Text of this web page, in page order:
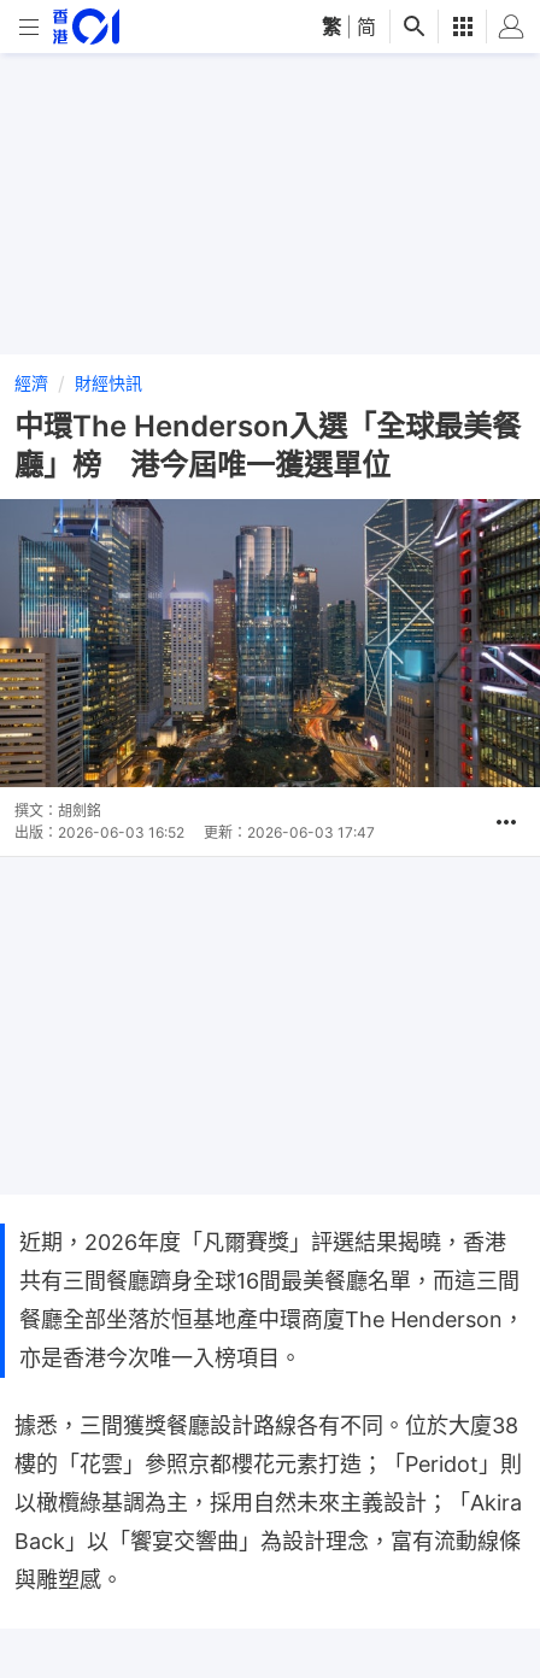
繁 简
經濟 財經快訊
中環The Henderson入選「全球最美餐
廳」榜 港今屆唯一獲選單位
撰文： 胡劍銘
出版： 2026-06-03 16:52 更新： 2026-06-03 17:47
近期，2026年度「凡爾賽獎」評選結果揭曉，香港
共有三間餐廳躋身全球16間最美餐廳名單，而這三間
餐廳全部坐落於恒基地產中環商廈The Henderson，
亦是香港今次唯一入榜項目。
據悉，三間獲獎餐廳設計路線各有不同。位於大廈38
樓的「花雲」參照京都櫻花元素打造；「Peridot」則
以橄欖綠基調為主，採用自然未來主義設計；「Akira
Back」以「饗宴交響曲」為設計理念，富有流動線條
與雕塑感。